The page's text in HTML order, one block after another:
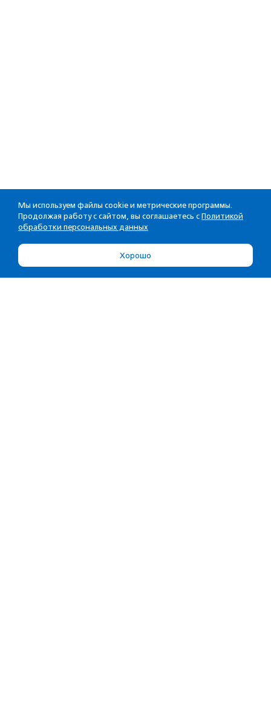
Мы используем файлы cookie и метрические программы.
Продолжая работу с сайтом, вы соглашаетесь с Политикой
обработки персональных данных
Хорошо